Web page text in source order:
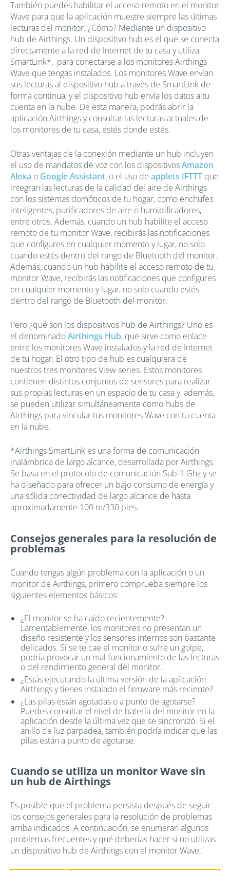
También puedes habilitar el acceso remoto en el monitor
Wave para que la aplicación muestre siempre las últimas
lecturas del monitor. ¿Cómo? Mediante un dispositivo
hub de Airthings. Un dispositivo hub es el que se conecta
directamente a la red de Internet de tu casa y utiliza
SmartLink*, para conectarse a los monitores Airthings
Wave que tengas instalados. Los monitores Wave envían
sus lecturas al dispositivo hub a través de SmartLink de
forma continua, y el dispositivo hub envía los datos a tu
cuenta en la nube. De esta manera, podrás abrir la
aplicación Airthings y consultar las lecturas actuales de
los monitores de tu casa, estés donde estés.
Otras ventajas de la conexión mediante un hub incluyen
el uso de mandatos de voz con los dispositivosAmazon
Alexa o Google Assistant, o el uso de applets IFTTT que
integran las lecturas de la calidad del aire de Airthings
con los sistemas domóticos de tu hogar, como enchufes
inteligentes, purificadores de aire o humidificadores,
entre otros. Además, cuando un hub habilite el acceso
remoto de tu monitor Wave, recibirás las notificaciones
que configures en cualquier momento y lugar, no solo
cuando estés dentro del rango de Bluetooth del monitor.
Además, cuando un hub habilite el acceso remoto de tu
monitor Wave, recibirás las notificaciones que configures
en cualquier momento y lugar, no solo cuando estés
dentro del rango de Bluetooth del monitor.
Pero ¿qué son los dispositivos hub de Airthings? Uno es
el denominadoAirthings Hub, que sirve como enlace
entre los monitores Wave instalados y la red de Internet
de tu hogar. El otro tipo de hub es cualquiera de
nuestros tres monitores View series. Estos monitores
contienen distintos conjuntos de sensores para realizar
sus propias lecturas en un espacio de tu casa y, además,
se pueden utilizar simultáneamente como hubs de
Airthings para vincular tus monitores Wave con tu cuenta
en la nube.
*Airthings SmartLink es una forma de comunicación
inalámbrica de largo alcance, desarrollada por Airthings.
Se basa en el protocolo de comunicación Sub-1 Ghz y se
ha diseñado para ofrecer un bajo consumo de energía y
una sólida conectividad de largo alcance de hasta
aproximadamente 100 m/330 pies.
Consejos generales para la resolución de
problemas
Cuando tengas algún problema con la aplicación o un
monitor de Airthings, primero comprueba siempre los
siguientes elementos básicos:
¿El monitor se ha caído recientemente?
Lamentablemente, los monitores no presentan un
diseño resistente y los sensores internos son bastante
delicados. Si se te cae el monitor o sufre un golpe,
podría provocar un mal funcionamiento de las lecturas
o del rendimiento general del monitor.
¿Estás ejecutando la última versión de la aplicación
Airthings y tienes instalado el firmware más reciente?
¿Las pilas están agotadas o a punto de agotarse?
Puedes consultar el nivel de batería del monitor en la
aplicación desde la última vez que se sincronizó. Si el
anillo de luz parpadea, también podría indicar que las
pilas están a punto de agotarse.
Cuando se utiliza un monitor Wave sin
un hub de Airthings
Es posible que el problema persista después de seguir
los consejos generales para la resolución de problemas
arriba indicados. A continuación, se enumeran algunos
problemas frecuentes y qué deberías hacer si no utilizas
un dispositivo hub de Airthings con el monitor Wave.